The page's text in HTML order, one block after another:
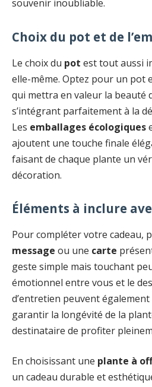
souvenir inoubliable.
Choix du pot et de
Le choix du pot est tout aussi
elle-même. Optez pour un pot
qui mettra en valeur la beauté
s’intégrant parfaitement à la
Les emballages écologiques
ajoutent une touche finale
faisant de chaque plante un
décoration.
Éléments à inclure
Pour compléter votre cadeau,
message ou une carte
geste simple mais touchant
émotionnel entre vous et le
d’entretien peuvent
garantir la longévité de la
destinataire de profiter
En choisissant une plante à
un cadeau durable et